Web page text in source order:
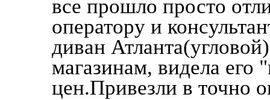
все прошло просто
оператору и
диван
магазинам, видела
цен.Привезли в точно